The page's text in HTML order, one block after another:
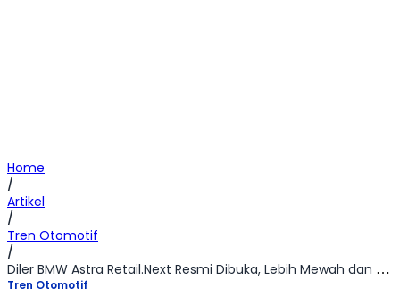
Home
/
Artikel
/
Tren Otomotif
/
Diler BMW Astra Retail.Next Resmi Dibuka, Lebih Mewah dan Elegan!
Tren Otomotif